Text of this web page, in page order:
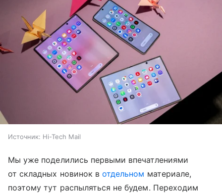
Источник: Hi-Tech Mail
Мы уже поделились первыми впечатлениями
от складных новинок вотдельном материале,
поэтому тут распыляться не будем. Переходим